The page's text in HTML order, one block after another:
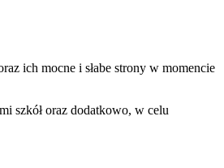
ich mocne i słabe strony w momencie
szkół oraz dodatkowo, w celu